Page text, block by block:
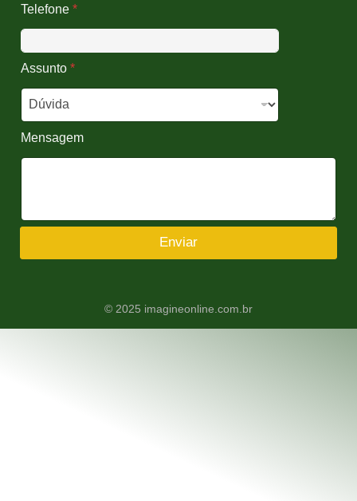
Telefone *
Assunto *
Mensagem
Enviar
© 2025 imagineonline.com.br